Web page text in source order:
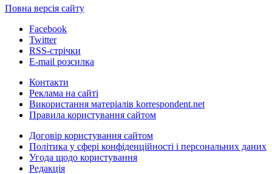
Повна версія сайту
Facebook
Twitter
RSS-стрічки
E-mail розсилка
Контакти
Реклама на сайті
Використання матеріалів korrespondent.net
Правила користування сайтом
Договір користування сайтом
Політика у сфері конфіденційності і персональних даних
Угода щодо користування
Редакція